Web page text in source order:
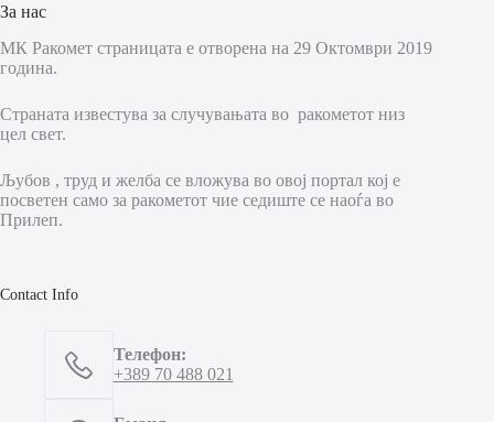
За нас
МК Ракомет страницата е отворена на 29 Октомври 2019
година.
Страната известува за случувањата во ракометот низ
цел свет.
Љубов , труд и желба се вложува во овој портал кој е
посветен само за ракометот чие седиште се наоѓа во
Прилеп.
Contact Info
Телефон:
+389 70 488 021